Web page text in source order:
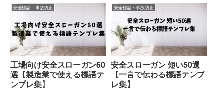
ました。コピペOKで実務利用に
も対応。
礼・ポスターに最適。
安全標語・事故防止
工場向け安全スローガン60
選【製造業で使える標語テ
ンプレ集】
安全標語・事故防止
安全スローガン 短い50選
【一言で伝わる標語テンプ
レ集】